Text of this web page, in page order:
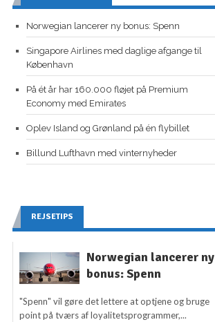
Norwegian lancerer ny bonus: Spenn
Singapore Airlines med daglige afgange til
København
På ét år har 160.000 fløjet på Premium
Economy med Emirates
Oplev Island og Grønland på én flybillet
Billund Lufthavn med vinternyheder
REJSETIPS
Norwegian lancerer ny
bonus: Spenn
"Spenn" vil gøre det lettere at optjene og bruge
point på tværs af loyalitetsprogrammer,...